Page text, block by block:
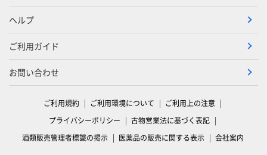
ヘルプ
ご利用ガイド
お問い合わせ
ご利用規約 ご利用環境について
ご利用上の注意
プライバシーポリシー
古物営業法に基づく表記
酒類販売管理者標識の掲示
医薬品の販売に関する表示 会社案内